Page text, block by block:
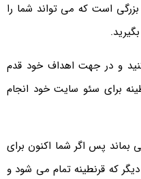
است که می تواند شما را
و در جهت اهداف خود قدم
برای سئو سایت خود انجام
پس اگر شما اکنون برای
که قرنطینه تمام می شود و